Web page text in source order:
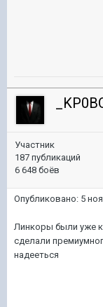
Участник
187 публикаций
6 648 боёв
Опубликовано: 5
Линкоры были уже
сделали
надееться